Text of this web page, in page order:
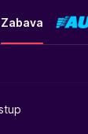
Zabava